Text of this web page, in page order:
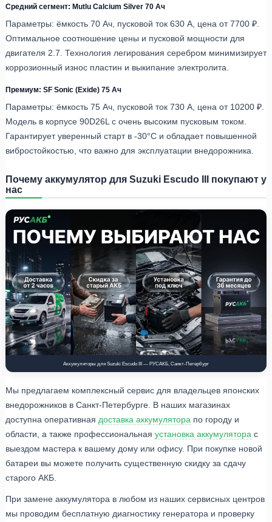
Средний сегмент: Mutlu Calcium Silver 70 Ач
Параметры: ёмкость 70 Ач, пусковой ток 630 А, цена от 7700 ₽.
Оптимальное соотношение цены и пусковой мощности для
двигателя 2.7. Технология легирования серебром минимизирует
коррозионный износ пластин и выкипание электролита.
Премиум: SF Sonic (Exide) 75 Ач
Параметры: ёмкость 75 Ач, пусковой ток 730 А, цена от 10200 ₽.
Модель в корпусе 90D26L с очень высоким пусковым током.
Гарантирует уверенный старт в -30°C и обладает повышенной
вибростойкостью, что важно для эксплуатации внедорожника.
Почему аккумулятор для Suzuki Escudo III покупают у
нас
Аккумуляторы для Suzuki Escudo III — РУСАКБ, Санкт-Петербург
Мы предлагаем комплексный сервис для владельцев японских
внедорожников в Санкт-Петербурге. В наших магазинах
доступна оперативная доставка аккумулятора по городу и
области, а также профессиональная установка аккумулятора с
выездом мастера к вашему дому или офису. При покупке новой
батареи вы можете получить существенную скидку за сдачу
старого АКБ.
При замене аккумулятора в любом из наших сервисных центров
мы проводим бесплатную диагностику генератора и проверку